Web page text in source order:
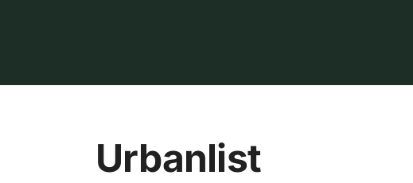
Urbanlist